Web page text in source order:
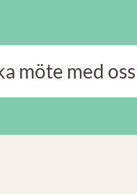
möte med